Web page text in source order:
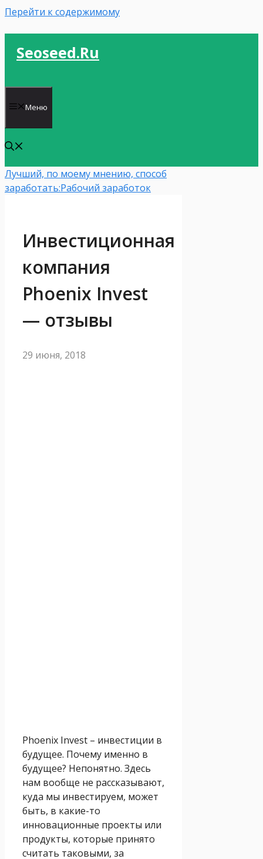
Перейти к содержимому
Seoseed.ru
Меню
Лучший, по моему мнению, способ
заработать:Рабочий заработок
Инвестиционная
компания
Phoenix Invest
— отзывы
29 июня, 2018
Phoenix Invest – инвестиции в
будущее. Почему именно в
будущее? Непонятно. Здесь
нам вообще не рассказывают,
куда мы инвестируем, может
быть, в какие-то
инновационные проекты или
продукты, которые принято
считать таковыми, за